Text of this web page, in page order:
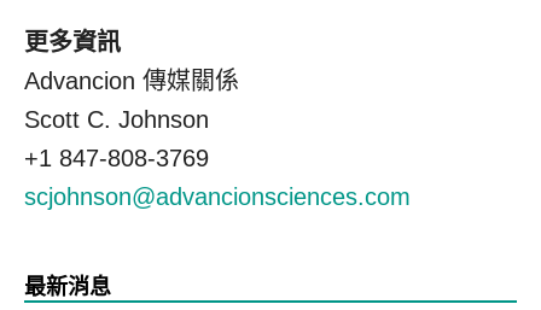
更多資訊
Advancion 傳媒關係
Scott C. Johnson
+1 847-808-3769
scjohnson@advancionsciences.com
最新消息